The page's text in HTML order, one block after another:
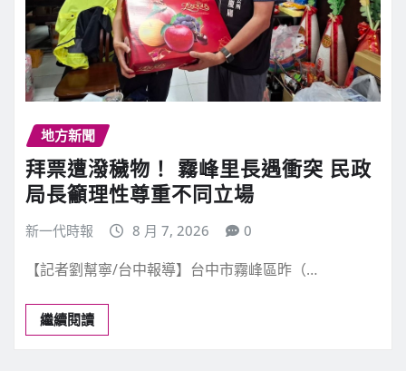
地方新聞
拜票遭潑穢物！ 霧峰里長遇衝突 民政
局長籲理性尊重不同立場
新一代時報 8 月 7, 2026 0
【記者劉幫寧/台中報導】台中市霧峰區昨（…
繼續閱讀